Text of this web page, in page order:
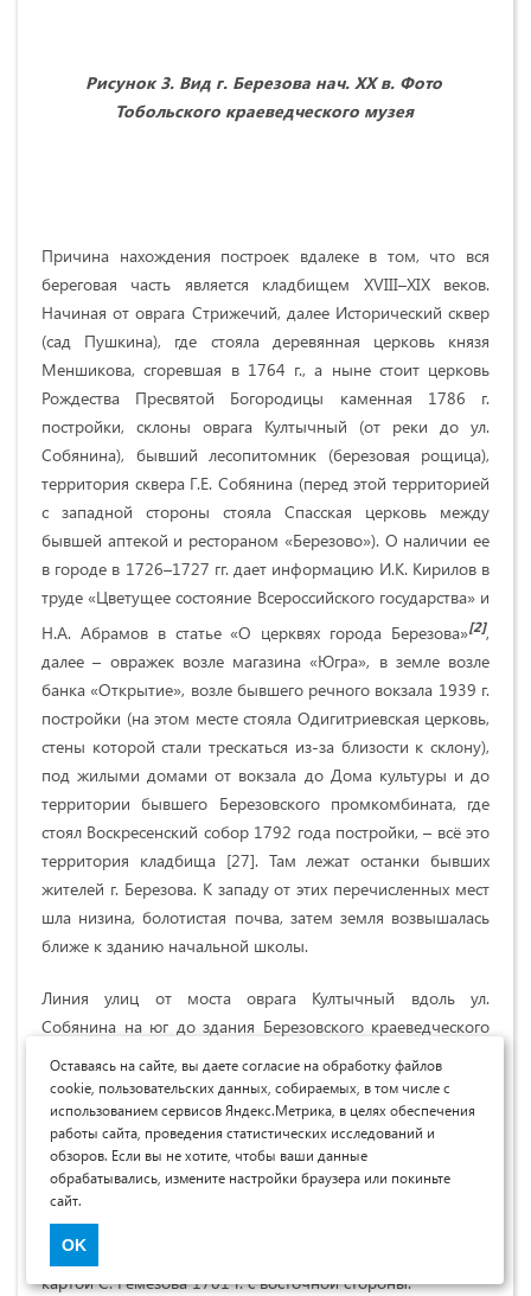
Рисунок 3. Вид г. Березова нач. ХХ в. Фото
Тобольского краеведческого музея
Причина нахождения построек вдалеке в том, что вся
береговая часть является кладбищем XVIII–XIX веков.
Начиная от оврага Стрижечий, далее Исторический сквер
(сад Пушкина), где стояла деревянная церковь князя
Меншикова, сгоревшая в 1764 г., а ныне стоит церковь
Рождества Пресвятой Богородицы каменная 1786 г.
постройки, склоны оврага Култычный (от реки до ул.
Собянина), бывший лесопитомник (березовая рощица),
территория сквера Г.Е. Собянина (перед этой территорией
с западной стороны стояла Спасская церковь между
бывшей аптекой и рестораном «Березово»). О наличии ее
в городе в 1726–1727 гг. дает информацию И.К. Кирилов в
труде «Цветущее состояние Всероссийского государства» и
Н.А. Абрамов в статье «О церквях города Березова»[2],
далее – овражек возле магазина «Югра», в земле возле
банка «Открытие», возле бывшего речного вокзала 1939 г.
постройки (на этом месте стояла Одигитриевская церковь,
стены которой стали трескаться из-за близости к склону),
под жилыми домами от вокзала до Дома культуры и до
территории бывшего Березовского промкомбината, где
стоял Воскресенский собор 1792 года постройки, – всё это
территория кладбища [27]. Там лежат останки бывших
жителей г. Березова. К западу от этих перечисленных мест
шла низина, болотистая почва, затем земля возвышалась
ближе к зданию начальной школы.
Линия улиц от моста оврага Култычный вдоль ул.
Собянина на юг до здания Березовского краеведческого
музея (кирпичное), поворачивающая в сторону реки на
восток по ул. Ленина до перекрестка ул. Сенькина
(крайняя точка магазина «Магнит», вместо него раньше
стояло здание полиции, использовавшееся в советский
период под детские ясли) и далее по ул. Сенькина до
южного склона с лежневкой, отделяла территорию
кладбища от жилых домов города. Эта линия полностью
совпадает с ограждением кремля (острога) и посада с
картой С. Ремезова 1701 г. с восточной стороны.
Оставаясь на сайте, вы даете согласие на обработку файлов
cookie, пользовательских данных, собираемых, в том числе с
использованием сервисов Яндекс.Метрика, в целях обеспечения
работы сайта, проведения статистических исследований и
обзоров. Если вы не хотите, чтобы ваши данные
обрабатывались, измените настройки браузера или покиньте
сайт.
OK